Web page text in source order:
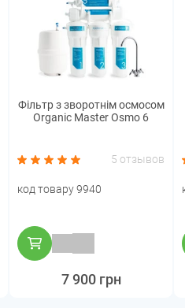
Фільтр з зворотнім осмосом
Organic Master Osmo 6
5 отзывов
код товару 9940
7 900 грн